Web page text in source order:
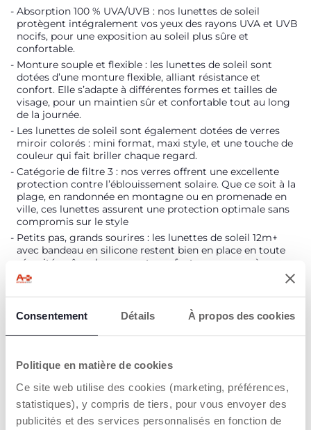
Consentement Détails À propos des cookies
Politique en matière de cookies
Ce site web utilise des cookies (marketing, préférences,
statistiques), y compris de tiers, pour vous envoyer des
publicités et des services personnalisés en fonction de
Absorption 100 % UVA/UVB : nos lunettes de soleil
protègent intégralement vos yeux des rayons UVA et UVB
nocifs, pour une exposition au soleil plus sûre et
confortable.
Monture souple et flexible : les lunettes de soleil sont
dotées d’une monture flexible, alliant résistance et
confort. Elle s’adapte à différentes formes et tailles de
visage, pour un maintien sûr et confortable tout au long
de la journée.
Les lunettes de soleil sont également dotées de verres
miroir colorés : mini format, maxi style, et une touche de
couleur qui fait briller chaque regard.
Catégorie de filtre 3 : nos verres offrent une excellente
protection contre l’éblouissement solaire. Que ce soit à la
plage, en randonnée en montagne ou en promenade en
ville, ces lunettes assurent une protection optimale sans
compromis sur le style
Petits pas, grands sourires : les lunettes de soleil 12m+
avec bandeau en silicone restent bien en place en toute
sécurité, même lorsque votre enfant commence à
explorer.
DÉTAILS DU PRODUIT
AVERTISSEMENTS ET INSTRUCTIONS
Trouver un Revendeur